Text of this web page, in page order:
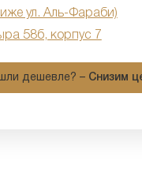
ул. Аль-Фараби)
58б, корпус 7
дешевле? – Снизим